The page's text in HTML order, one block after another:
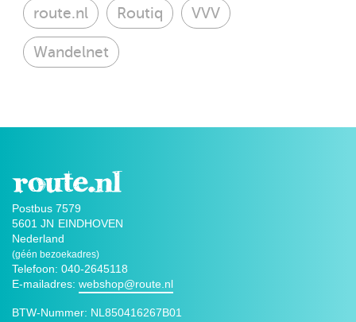
route.nl Routiq VVV
Wandelnet
Postbus 7579
5601 JN EINDHOVEN
Nederland
(géén bezoekadres)
Telefoon: 040-2645118
E-mailadres: webshop@route.nl
BTW-Nummer: NL850416267B01